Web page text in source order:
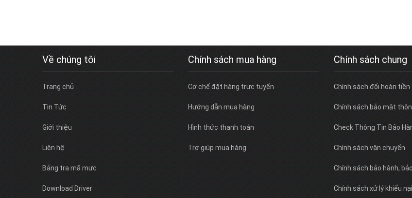
Về chúng tôi
Trang chủ
Tin Tức
Giới thiệu
Liên hệ
Bảng tra mã mực
Download Driver
Chính sách mua hàng
Cơ chế đặt hàng trực tuyến
Hướng dẫn mua hàng
Hình thức thanh toán
Trợ giúp mua hàng
Chính sách chung
Chính sách đổi hoàn tiền
Chính sách bảo mật
Check Thông Tin Bảo
Chính sách vận chuyển
Chính sách bảo hành,
Chính sách xử lý khiếu nại